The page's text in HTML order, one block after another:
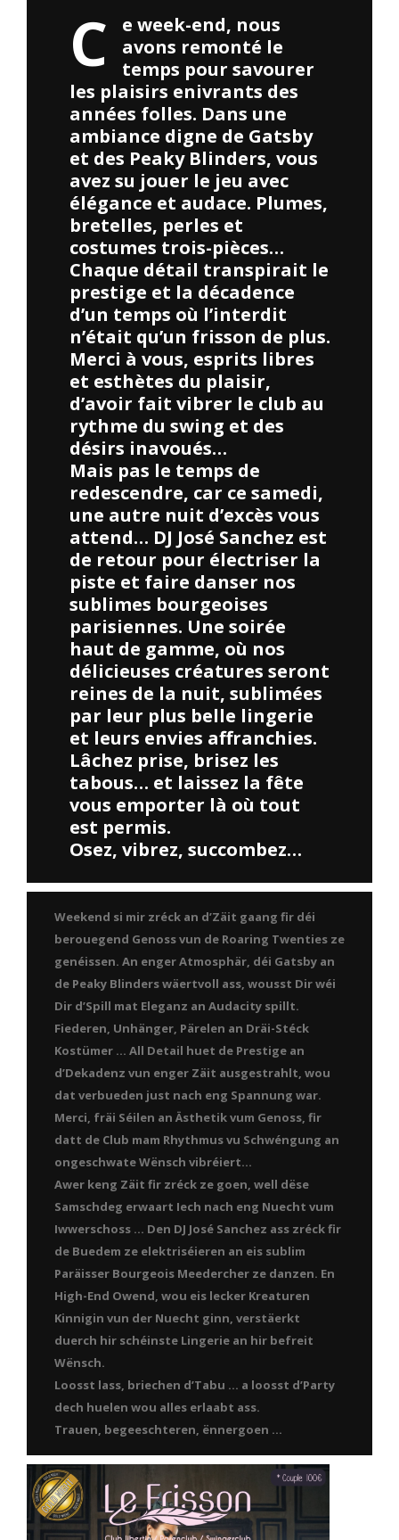
C
e week-end, nous
avons remonté le
temps pour savourer
les plaisirs enivrants des
années folles. Dans une
ambiance digne de Gatsby
et des Peaky Blinders, vous
avez su jouer le jeu avec
élégance et audace. Plumes,
bretelles, perles et
costumes trois-pièces…
Chaque détail transpirait le
prestige et la décadence
d’un temps où l’interdit
n’était qu’un frisson de plus.
Merci à vous, esprits libres
et esthètes du plaisir,
d’avoir fait vibrer le club au
rythme du swing et des
désirs inavoués…
Mais pas le temps de
redescendre, car ce samedi,
une autre nuit d’excès vous
attend… DJ José Sanchez est
de retour pour électriser la
piste et faire danser nos
sublimes bourgeoises
parisiennes. Une soirée
haut de gamme, où nos
délicieuses créatures seront
reines de la nuit, sublimées
par leur plus belle lingerie
et leurs envies affranchies.
Lâchez prise, brisez les
tabous… et laissez la fête
vous emporter là où tout
est permis.
Osez, vibrez, succombez…
Weekend si mir zréck an d’Zäit gaang fir déi
berouegend Genoss vun de Roaring Twenties ze
genéissen. An enger Atmosphär, déi Gatsby an
de Peaky Blinders wäertvoll ass, wousst Dir wéi
Dir d’Spill mat Eleganz an Audacity spillt.
Fiederen, Unhänger, Pärelen an Dräi-Stéck
Kostümer … All Detail huet de Prestige an
d’Dekadenz vun enger Zäit ausgestrahlt, wou
dat verbueden just nach eng Spannung war.
Merci, fräi Séilen an Ästhetik vum Genoss, fir
datt de Club mam Rhythmus vu Schwéngung an
ongeschwate Wënsch vibréiert…
Awer keng Zäit fir zréck ze goen, well dëse
Samschdeg erwaart Iech nach eng Nuecht vum
Iwwerschoss … Den DJ José Sanchez ass zréck fir
de Buedem ze elektriséieren an eis sublim
Paräisser Bourgeois Meedercher ze danzen. En
High-End Owend, wou eis lecker Kreaturen
Kinnigin vun der Nuecht ginn, verstäerkt
duerch hir schéinste Lingerie an hir befreit
Wënsch.
Loosst lass, briechen d’Tabu … a loosst d’Party
dech huelen wou alles erlaabt ass.
Trauen, begeeschteren, ënnergoen …